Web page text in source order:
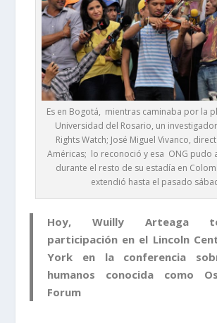
Es en Bogotá, mientras caminaba por la
Universidad del Rosario, un
Rights Watch; José Miguel Vivanco,
Américas; lo reconoció y esa ONG pudo
durante el resto de su estadía en
extendió hasta el pasado
Hoy, Wuilly Arteaga
participación en el Lincoln
York en la conferencia
humanos conocida como
Forum